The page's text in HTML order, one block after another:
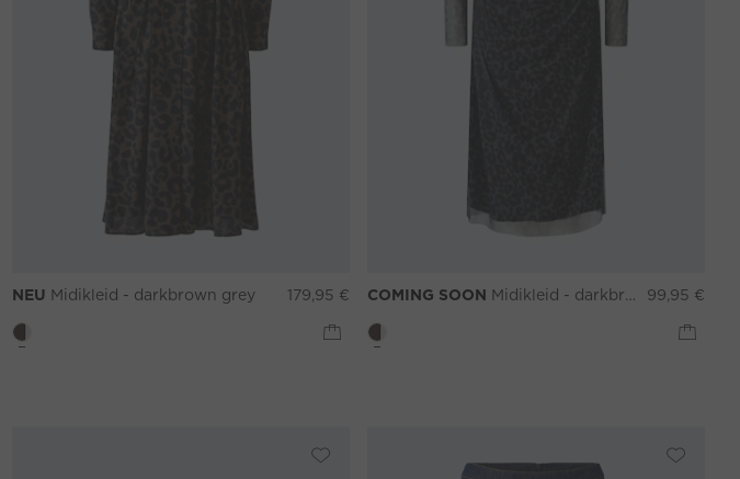
NEU Midikleid - darkbrown grey 179,95 € COMING SOON Midikleid - darkbrown grey 99,95 €